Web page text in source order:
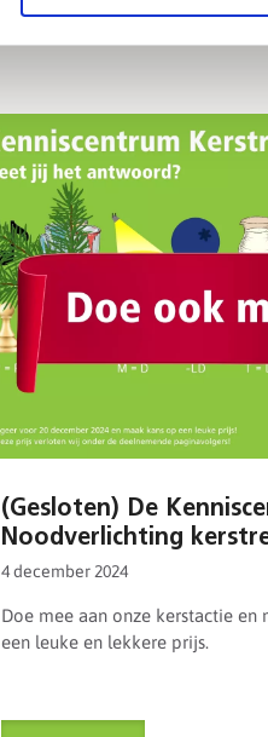
(Gesloten) De
Noodverlichting
4 december 2024
Doe mee aan onze kerstactie en
een leuke en lekkere prijs.